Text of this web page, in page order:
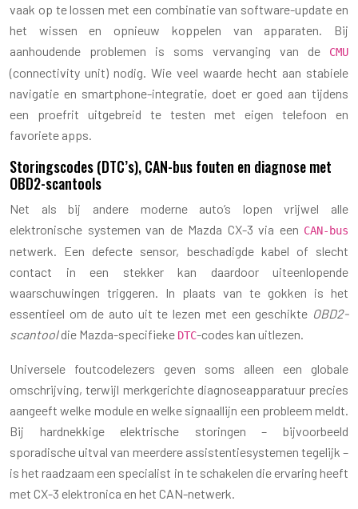
vaak op te lossen met een combinatie van software-update en
het wissen en opnieuw koppelen van apparaten. Bij
aanhoudende problemen is soms vervanging van de
CMU
(connectivity unit) nodig. Wie veel waarde hecht aan stabiele
navigatie en smartphone-integratie, doet er goed aan tijdens
een proefrit uitgebreid te testen met eigen telefoon en
favoriete apps.
Storingscodes (DTC’s), CAN-bus fouten en diagnose met
OBD2-scantools
Net als bij andere moderne auto’s lopen vrijwel alle
elektronische systemen van de Mazda CX-3 via een CAN-bus
netwerk. Een defecte sensor, beschadigde kabel of slecht
contact in een stekker kan daardoor uiteenlopende
waarschuwingen triggeren. In plaats van te gokken is het
essentieel om de auto uit te lezen met een geschikte OBD2-
scantooldie Mazda-specifieke DTC-codes kan uitlezen.
Universele foutcodelezers geven soms alleen een globale
omschrijving, terwijl merkgerichte diagnoseapparatuur precies
aangeeft welke module en welke signaallijn een probleem meldt.
Bij hardnekkige elektrische storingen – bijvoorbeeld
sporadische uitval van meerdere assistentiesystemen tegelijk –
is het raadzaam een specialist in te schakelen die ervaring heeft
met CX-3 elektronica en het CAN-netwerk.